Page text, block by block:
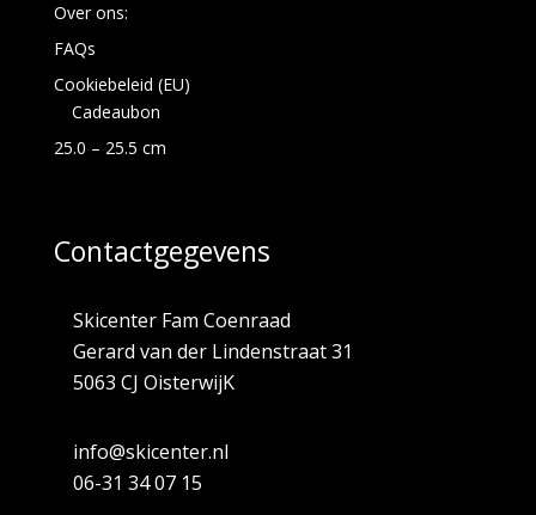
Over ons:
FAQs
Cookiebeleid (EU)
Cadeaubon
25.0 – 25.5 cm
Contactgegevens
Skicenter Fam Coenraad
Gerard van der Lindenstraat 31
5063 CJ OisterwijK
info@skicenter.nl
06-31 34 07 15